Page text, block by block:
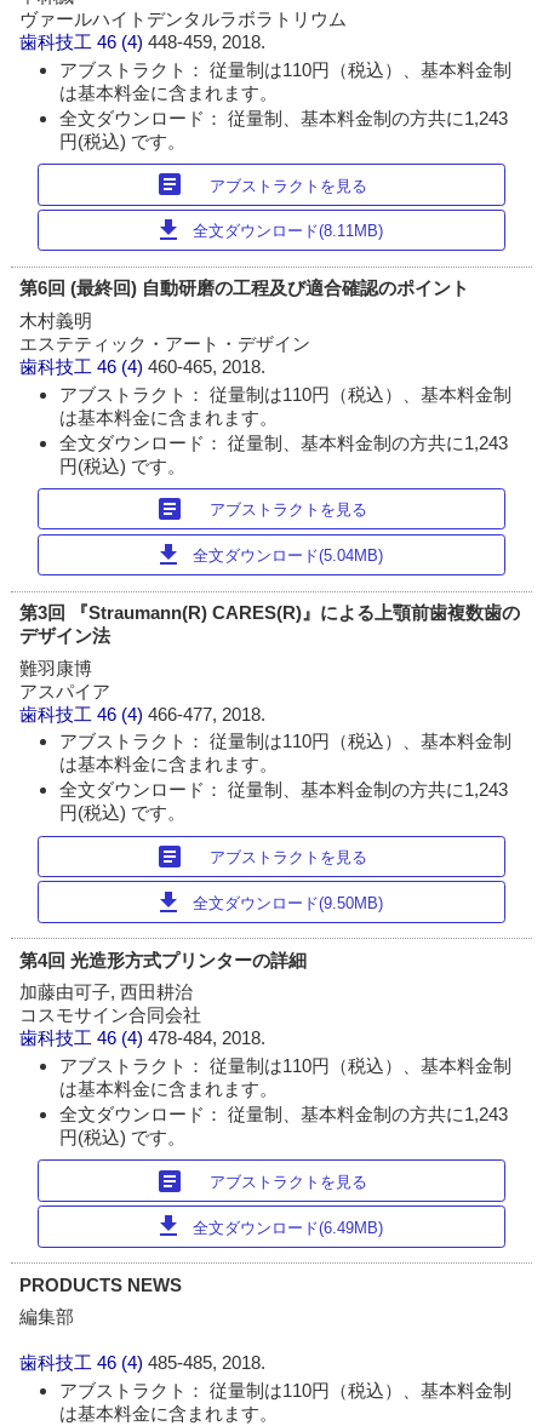
ヴァールハイトデンタルラボラトリウム
歯科技工 46 (4)448-459, 2018.
アブストラクト： 従量制は110円（税込）、基本料金制
は基本料金に含まれます。
全文ダウンロード： 従量制、基本料金制の方共に1,243
円(税込) です。
article アブストラクトを見る
download 全文ダウンロード(8.11MB)
第6回 (最終回) 自動研磨の工程及び適合確認のポイント
木村義明
エステティック・アート・デザイン
歯科技工 46 (4)460-465, 2018.
アブストラクト： 従量制は110円（税込）、基本料金制
は基本料金に含まれます。
全文ダウンロード： 従量制、基本料金制の方共に1,243
円(税込) です。
article アブストラクトを見る
download 全文ダウンロード(5.04MB)
第3回 『Straumann(R) CARES(R)』による上顎前歯複数歯の
デザイン法
難羽康博
アスパイア
歯科技工 46 (4)466-477, 2018.
アブストラクト： 従量制は110円（税込）、基本料金制
は基本料金に含まれます。
全文ダウンロード： 従量制、基本料金制の方共に1,243
円(税込) です。
article アブストラクトを見る
download 全文ダウンロード(9.50MB)
第4回 光造形方式プリンターの詳細
加藤由可子, 西田耕治
コスモサイン合同会社
歯科技工 46 (4)478-484, 2018.
アブストラクト： 従量制は110円（税込）、基本料金制
は基本料金に含まれます。
全文ダウンロード： 従量制、基本料金制の方共に1,243
円(税込) です。
article アブストラクトを見る
download 全文ダウンロード(6.49MB)
PRODUCTS NEWS
編集部
歯科技工 46 (4)485-485, 2018.
アブストラクト： 従量制は110円（税込）、基本料金制
は基本料金に含まれます。